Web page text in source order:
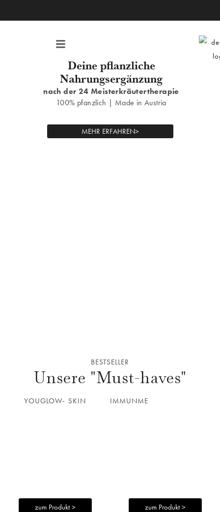
Inhalt
Menü
Deine pflanzliche
Nahrungsergänzung
nach der 24 Meisterkräutertherapie
100% pfanzlich | Made in Austria
MEHR ERFAHREN>
BESTSELLER
Unsere "Must-haves"
YOUGLOW- SKIN
zum Produkt >
IMMUNME
zum Produkt >